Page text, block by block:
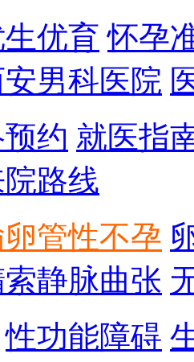
优育 怀孕
男科医院
约 就医指
路线
管性不孕
静脉曲张
性功能障碍